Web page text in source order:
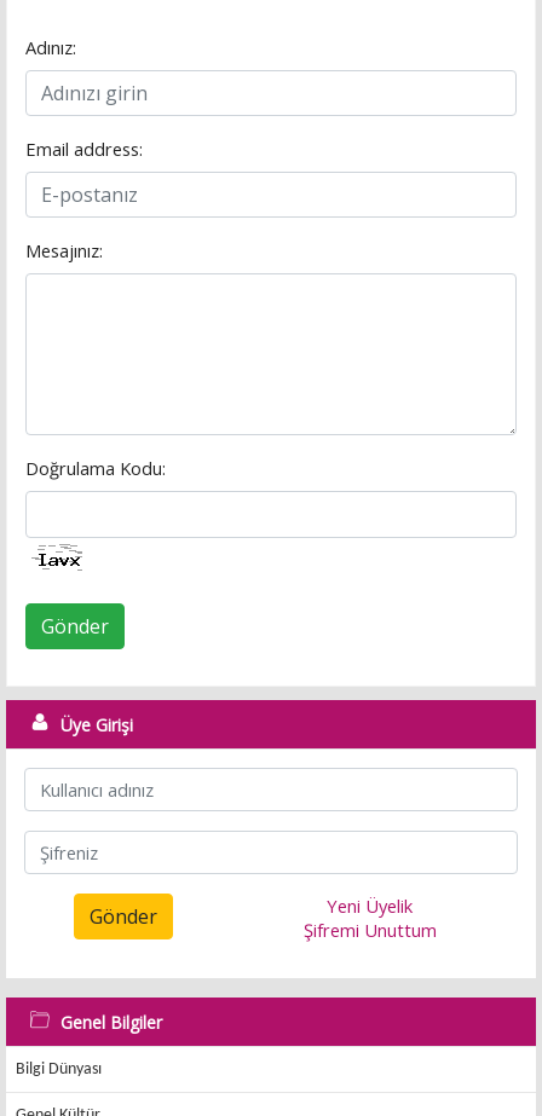
Adınız:
Email address:
Mesajınız:
Doğrulama Kodu:
Gönder
Üye Girişi
Gönder
Yeni Üyelik
Şifremi Unuttum
Genel Bilgiler
Bilgi Dünyası